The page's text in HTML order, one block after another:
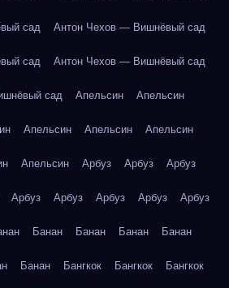
сад Антон Чехов — Вишнёвый сад
сад Антон Чехов — Вишнёвый сад
сад Апельсин Апельсин
Апельсин Апельсин Апельсин
Апельсин Арбуз Арбуз Арбуз
Арбуз Арбуз Арбуз Арбуз Арбуз
Банан Банан Банан Банан
Банан Бангкок Бангкок Бангкок